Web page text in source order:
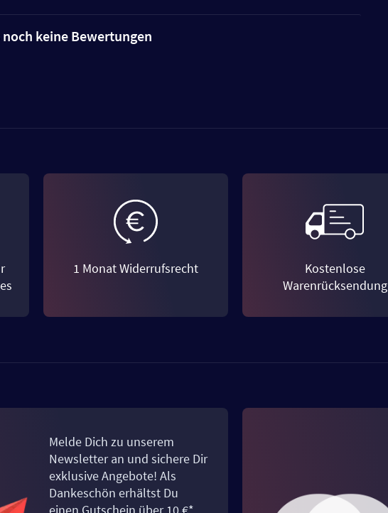
keine Bewertungen
1 Monat Widerrufsrecht
Kostenlose
Warenrücksendung
Melde Dich zu unserem
Newsletter an und sichere Dir
exklusive Angebote! Als
Dankeschön erhältst Du